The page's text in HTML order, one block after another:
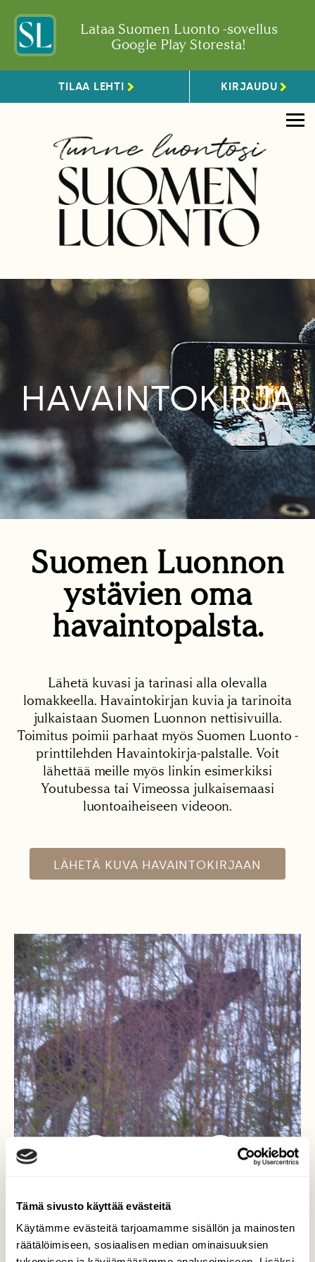
Tämä sivusto käyttää evästeitä
Käytämme evästeitä tarjoamamme sisällön ja mainosten
räätälöimiseen, sosiaalisen median ominaisuuksien
Lataa Suomen Luonto -sovellus
Google Play Storesta!
TILAA LEHTI KIRJAUDU
HAVAINTOKIRJA
Suomen Luonnon
ystävien oma
havaintopalsta.
Lähetä kuvasi ja tarinasi alla olevalla
lomakkeella. Havaintokirjan kuvia ja tarinoita
julkaistaan Suomen Luonnon nettisivuilla.
Toimitus poimii parhaat myös Suomen Luonto -
printtilehden Havaintokirja-palstalle. Voit
lähettää meille myös linkin esimerkiksi
Youtubessa tai Vimeossa julkaisemaasi
luontoaiheiseen videoon.
LÄHETÄ KUVA HAVAINTOKIRJAAN
Naaras hirvi ruokailemassa
Kelpasi hirvelle männyn taimet ja kuusenkin